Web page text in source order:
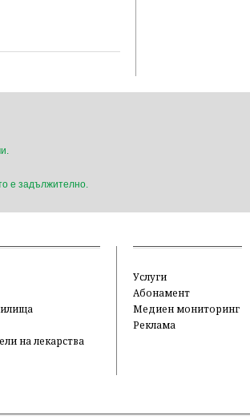
е задължително.
на лекарства
Услуги
Абонамент
Медиен мониторинг
Реклама